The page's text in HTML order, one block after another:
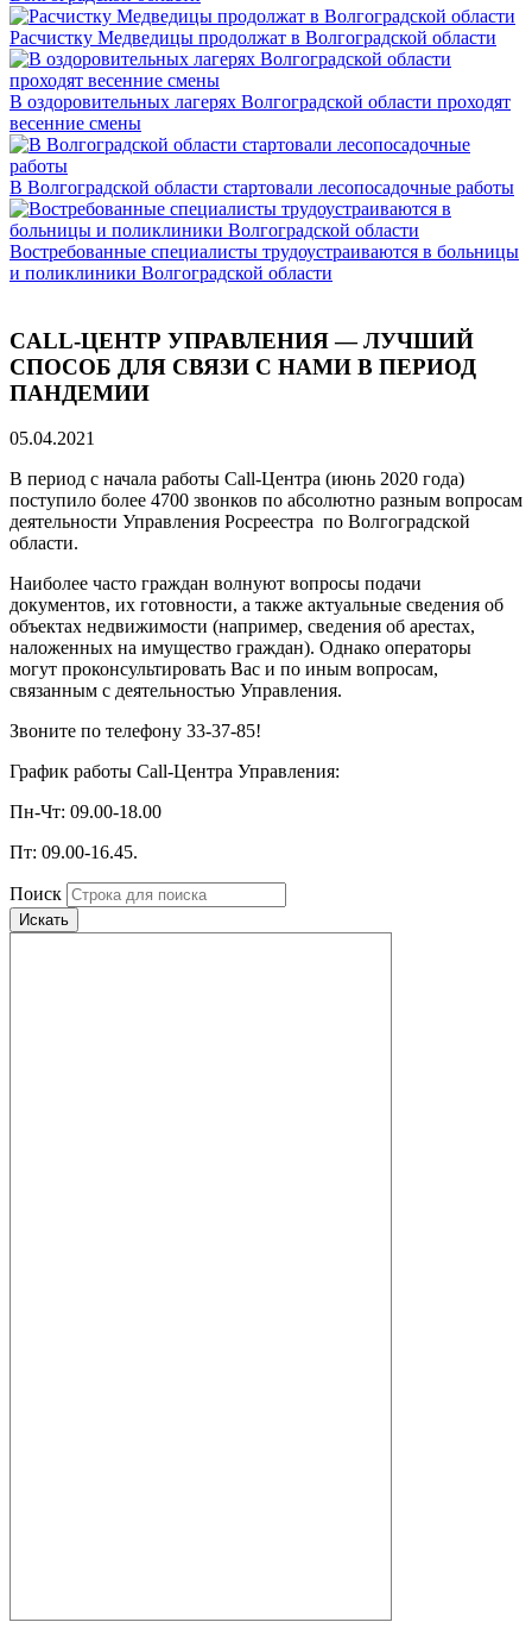
Расчистку Медведицы продолжат в Волгоградской области
В оздоровительных лагерях Волгоградской области проходят
весенние смены
В Волгоградской области стартовали лесопосадочные работы
Востребованные специалисты трудоустраиваются в больницы
и поликлиники Волгоградской области
CALL-ЦЕНТР УПРАВЛЕНИЯ — ЛУЧШИЙ
СПОСОБ ДЛЯ СВЯЗИ С НАМИ В ПЕРИОД
ПАНДЕМИИ
05.04.2021
В период с начала работы Сall-Центра (июнь 2020 года)
поступило более 4700 звонков по абсолютно разным вопросам
деятельности Управления Росреестра по Волгоградской
области.
Наиболее часто граждан волнуют вопросы подачи
документов, их готовности, а также актуальные сведения об
объектах недвижимости (например, сведения об арестах,
наложенных на имущество граждан). Однако операторы
могут проконсультировать Вас и по иным вопросам,
связанным с деятельностью Управления.
Звоните по телефону 33-37-85!
График работы Call-Центра Управления:
Пн-Чт: 09.00-18.00
Пт: 09.00-16.45.
Поиск
Искать